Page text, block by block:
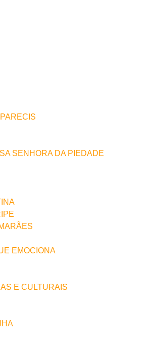
SENHORA DA PIEDADE
EMOCIONA
E CULTURAIS